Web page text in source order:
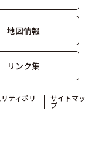
地図情報
リンク集
ティポリ サイトマッ
プ